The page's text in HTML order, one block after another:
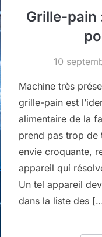
Grille-pain
10
Machine très
grille-pain est
alimentaire de la
prend pas trop de
envie croquante,
appareil qui
Un tel appareil
dans la liste des